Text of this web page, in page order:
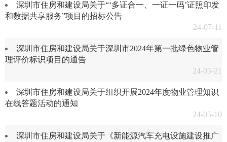
深圳市住房和建设局关于“‘多证合一、一证一码’证照印发
和数据共享服务”项目的招标公告
24-07-11
深圳市住房和建设局关于深圳市2024年第一批绿色物业管
理评价标识项目的通告
24-05-21
深圳市住房和建设局关于组织开展2024年度物业管理知识
在线答题活动的通知
24-05-10
深圳市住房和建设局关于《新能源汽车充电设施建设推广